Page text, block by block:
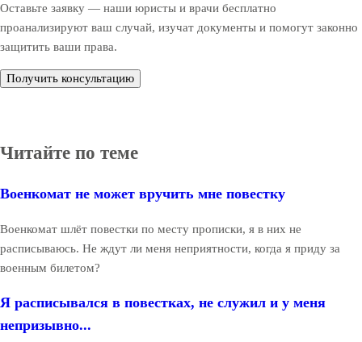
Оставьте заявку — наши юристы и врачи бесплатно
проанализируют ваш случай, изучат документы и помогут законно
защитить ваши права.
Получить консультацию
Читайте по теме
Военкомат не может вручить мне повестку
Военкомат шлёт повестки по месту прописки, я в них не
расписываюсь. Не ждут ли меня неприятности, когда я приду за
военным билетом?
Я расписывался в повестках, не служил и у меня
непризывно...